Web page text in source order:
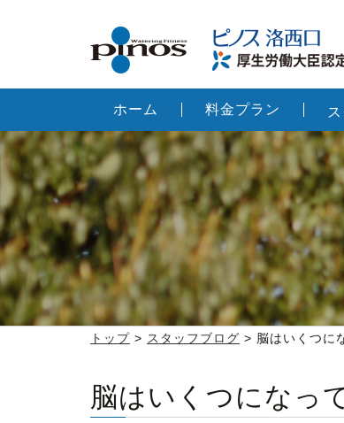
ホーム 料金プラン
トップ > スタッフブログ > 脳はいくつに
脳はいくつになっ